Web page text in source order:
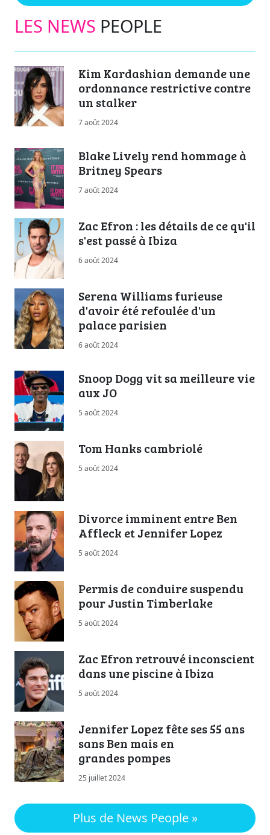
LES NEWS PEOPLE
Kim Kardashian demande une
ordonnance restrictive contre
un stalker
7 août 2024
Blake Lively rend hommage à
Britney Spears
7 août 2024
Zac Efron : les détails de ce qu'il
s'est passé à Ibiza
6 août 2024
Serena Williams furieuse
d'avoir été refoulée d'un
palace parisien
6 août 2024
Snoop Dogg vit sa meilleure vie
aux JO
5 août 2024
Tom Hanks cambriolé
5 août 2024
Divorce imminent entre Ben
Affleck et Jennifer Lopez
5 août 2024
Permis de conduire suspendu
pour Justin Timberlake
5 août 2024
Zac Efron retrouvé inconscient
dans une piscine à Ibiza
5 août 2024
Jennifer Lopez fête ses 55 ans
sans Ben mais en
grandes pompes
25 juillet 2024
Plus de News People »